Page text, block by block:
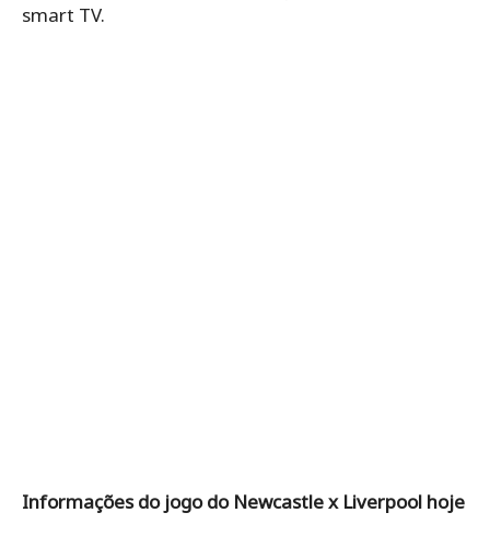
smart TV.
Informações do jogo do Newcastle x Liverpool hoje